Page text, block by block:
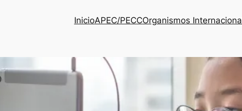
InicioAPEC/PECCOrganismos